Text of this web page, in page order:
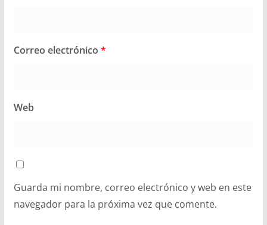
Correo electrónico *
Web
Guarda mi nombre, correo electrónico y web en este
navegador para la próxima vez que comente.